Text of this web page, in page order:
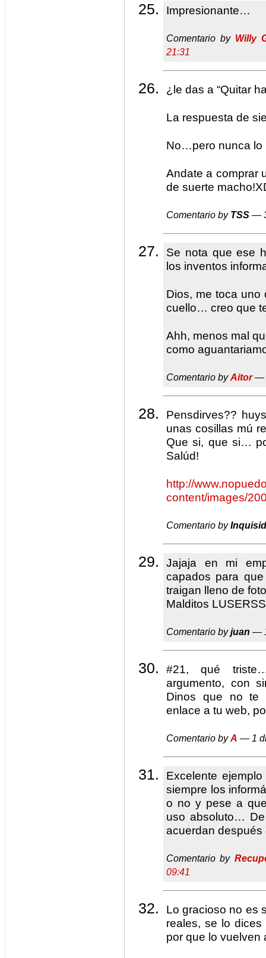
Impresionante…
Comentario by Willy
21:31
¿le das a “Quitar
La respuesta de
No…pero nunca lo
Andate a comprar
de suerte
Comentario by TSS —
Se nota que ese
los inventos
Dios, me toca uno
cuello… creo que
Ahh, menos mal
como
Comentario byAitor—
Pensdirves??
unas cosillas mú
Que si, que si…
Salúd!
http://
content/images/
Comentario by
Jajaja en mi
capados para
traigan lleno de
Malditos
Comentario byjuan —
#21, qué
argumento, con
Dinos que no te
enlace a tu web,
Comentario byA — 1
Excelente
siempre los
o no y pese a
uso absoluto…
acuerdan después
Comentario by
09:41
Lo gracioso no es
reales, se lo
por que lo vuelven